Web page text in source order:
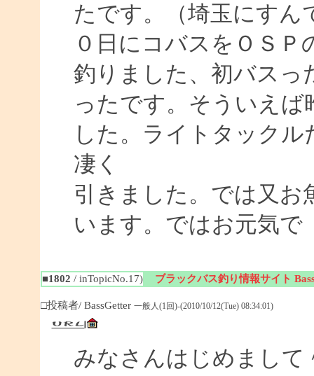
たです。（埼玉にすん
０日にコバスをＯＳ
釣りました、初バスっ
ったです。そういえ
した。ライトタック
凄く
引きました。では又お
います。ではお元気で
■1802 / inTopicNo.17) ブラックバス釣り情報サイト
□投稿者/ BassGetter 一般人(1回)-(2010/10/12(Tue) 08:34:01)
みなさんはじめまして